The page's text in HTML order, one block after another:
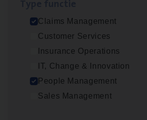
Claims Management
Customer Services
Insurance Operations
IT, Change & Innovation
People Management
Sales Management
Busi­ness Mana­ger Mari­ne
People Management, Sales
Antwerpen
Claims­hand­ler Fleet&